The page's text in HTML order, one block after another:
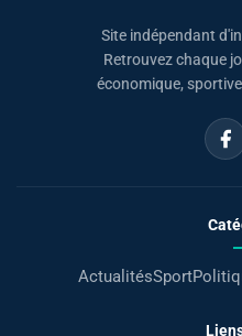
Site indépendant
Retrouvez chaque
économique,
ActualitésSport